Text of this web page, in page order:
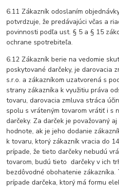
6.11 Zákazník odoslaním
potvrdzuje, že predávajúci včas a
povinnosti podľa ust. § 5 a § 15
ochrane spotrebiteľa.
6.12 Zákazník berie na vedomie
poskytované darčeky, je darovacia
s.r.o. a zákazníkom uzatvorená s
strany zákazníka k využitiu práva
tovaru, darovacia zmluva stráca
spolu s vráteným tovarom vrátiť i s
darčeky. Za darček je považovaný
hodnote, ak je jeho dodanie
k tovaru, ktorý zákazník vracia do
prípade, že tieto darčeky nebudú
tovarom, budú tieto darčeky v ich
bezdôvodné obohatenie
prípade darčeka, ktorý má formu